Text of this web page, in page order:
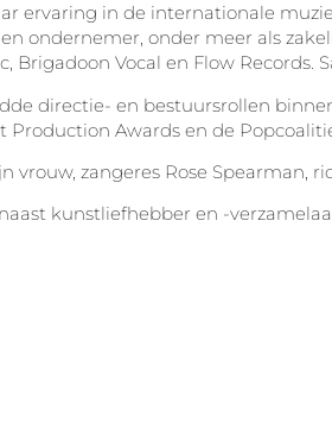
ervaring in de internationale
ondernemer, onder meer als
Brigadoon Vocal en Flow
directie- en bestuursrollen
Awards en de
vrouw, zangeres Rose Spearman,
kunstliefhebber en -